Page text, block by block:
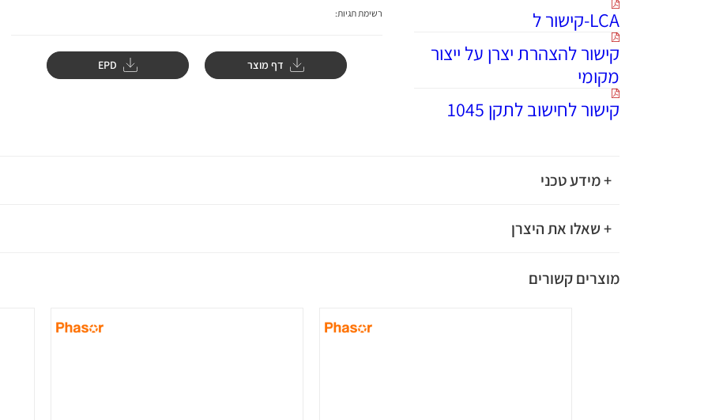
LCA-קישור ל
קישור להצהרת יצרן על ייצור
מקומי
קישור לחישוב לתקן 1045
רשימת תגיות:
דף מוצר EPD
+ מידע טכני
+ שאלו את היצרן
מוצרים קשורים